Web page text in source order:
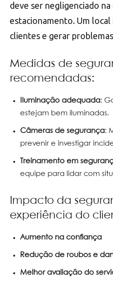
deve ser negligenciado
estacionamento. Um
clientes e gerar
Medidas de
recomendadas:
Iluminação adequada:
estejam bem iluminadas.
Câmeras de segurança:
prevenir e investigar
Treinamento em
equipe para lidar com
Impacto da
experiência do
Aumento na confiança
Redução de roubos e
Melhor avaliação do